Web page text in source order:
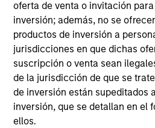
oferta de venta o invitación
inversión; además, no se
productos de inversión a
jurisdicciones en que dichas
suscripción o venta sean
de la jurisdicción de que se
de inversión están supeditados
inversión, que se detallan en el
ellos.
investment.
Asia Opportunity
Invests in high quality
emerging companies
(excluding Japan) that the
undervalued at the time